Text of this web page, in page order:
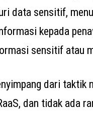
data sensitif,
kepada
sensitif atau
dari taktik
dan tidak ada